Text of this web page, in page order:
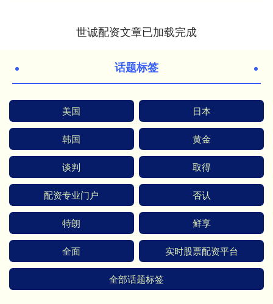
世诚配资文章已加载完成
话题标签
美国 日本
韩国 黄金
谈判 取得
配资专业门户 否认
特朗 鲜享
全面 实时股票配资平台
全部话题标签